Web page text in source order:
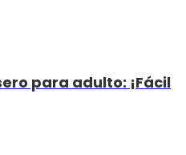
para adulto: ¡Fácil